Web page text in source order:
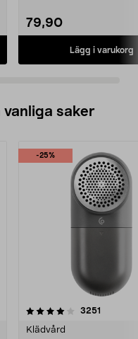
79,90
Lägg i varukorg
saker
-25%
3251
Klädvård
4.5av 5 stjärnor